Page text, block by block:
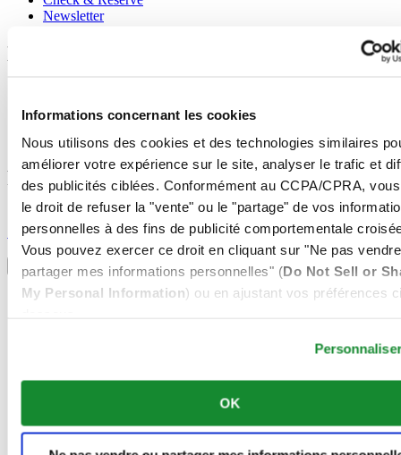
Informations concernant les cookies
Nous utilisons des cookies et des technologies similaires
améliorer votre expérience sur le site, analyser le trafic et
des publicités ciblées. Conformément au CCPA/CPRA,
le droit de refuser la "vente" ou le "partage" de vos
personnelles à des fins de publicité comportementale
Vous pouvez exercer ce droit en cliquant sur "Ne pas
partager mes informations personnelles" (Do Not Sell or
My Personal Information) ou en ajustant vos préférences
OK
Newsletter
Mentions légales
Déclaration de Confidentialité
Informations concernant les cookies
Conditions de vente
Rejoignez le club CERTINA
S'inscrire pour recevoir des informations exclusives
S'inscrire
Sélectionner un pays/une région
Sélecteur de langue
Allemagne
Chine
Danemark
Espagne